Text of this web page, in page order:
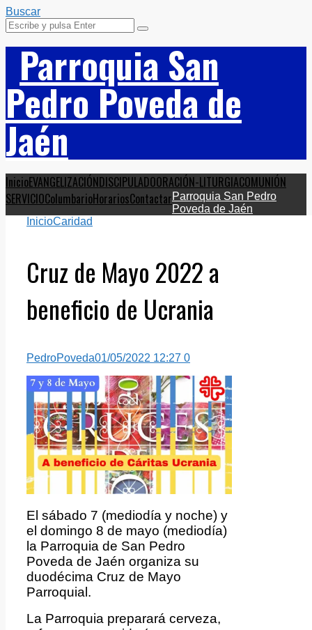
Buscar
Parroquia San
Pedro Poveda de
Jaén
InicioEVANGELIZACIÓNDISCIPULADOORACIÓN-LITURGIACOMUNIÓN
SERVICIOColumbarioHorariosContactarParroquia San Pedro
Poveda de Jaén
InicioCaridad
Cruz de Mayo 2022 a
beneficio de Ucrania
PedroPoveda01/05/2022 12:27 0
El sábado 7 (mediodía y noche) y
el domingo 8 de mayo (mediodía)
la Parroquia de San Pedro
Poveda de Jaén organiza su
duodécima Cruz de Mayo
Parroquial.
La Parroquia preparará cerveza,